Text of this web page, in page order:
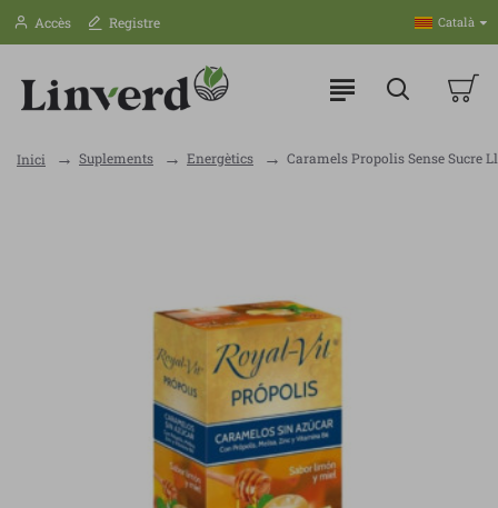
Accès Registre Català
Inici Suplements Energètics Caramels Propolis Sense Sucre